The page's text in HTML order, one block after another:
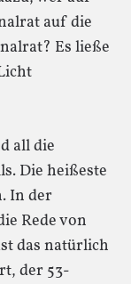
auf die
Es ließe
all die
Die heißeste
In der
Rede von
das natürlich
der 53-